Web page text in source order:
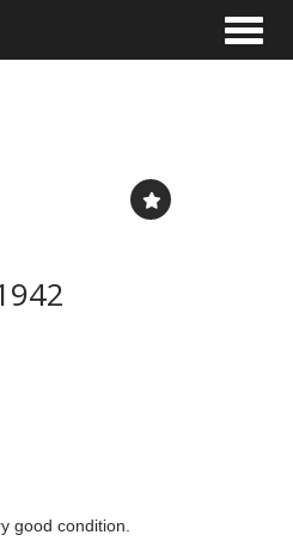
good condition.